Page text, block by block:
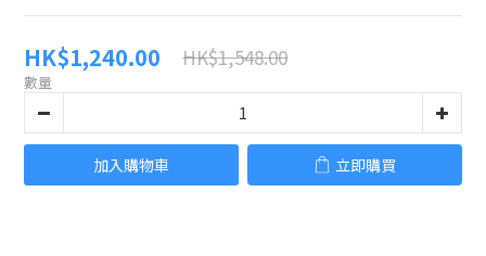
HK$1,240.00 HK$1,548.00
數量
加入購物車 立即購買